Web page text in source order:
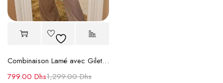
Combinaison Lamé avec Gilet Velours Brodé
1,299.00Dhs
799.00 Dhs